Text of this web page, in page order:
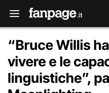
“Bruce Willis
vivere e le
linguistiche”,